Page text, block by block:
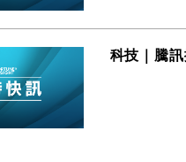
科技｜騰